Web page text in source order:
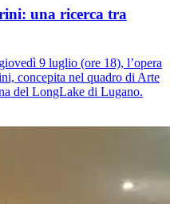
una ricerca tra
9 luglio (ore 18), l’opera
concepita nel quadro di Arte
del LongLake di Lugano.